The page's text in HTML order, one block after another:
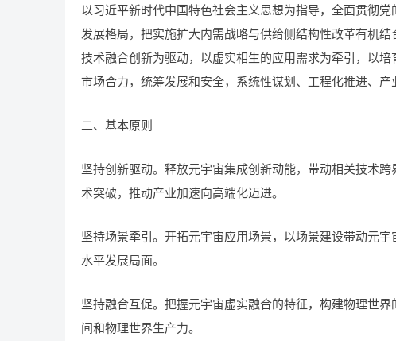
以习近平新时代中国特色社会主义思想为指导，全面贯彻
发展格局，把实施扩大内需战略与供给侧结构性改革有机
技术融合创新为驱动，以虚实相生的应用需求为牵引，以
市场合力，统筹发展和安全，系统性谋划、工程化推进、产
二、基本原则
坚持创新驱动。释放元宇宙集成创新动能，带动相关技术
术突破，推动产业加速向高端化迈进。
坚持场景牵引。开拓元宇宙应用场景，以场景建设带动元
水平发展局面。
坚持融合互促。把握元宇宙虚实融合的特征，构建物理世
间和物理世界生产力。